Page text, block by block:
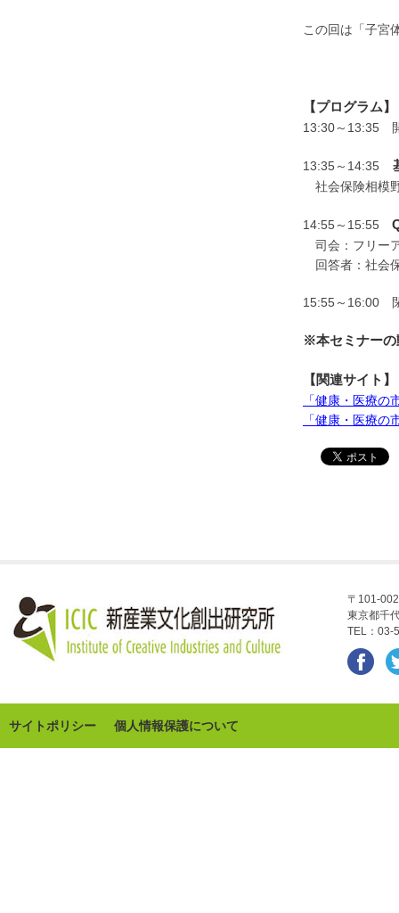
この回は「子宮
【プログラム】
13:30～13:35
13:35～14:35
社会保険相模
14:55～15:55
司会：フリー
回答者：社会
15:55～16:00
※本セミナーの
【関連サイト】
「健康・医療
「健康・医療
〒101-
東京都千
TEL：
サイトポリシー 個人情報保護について